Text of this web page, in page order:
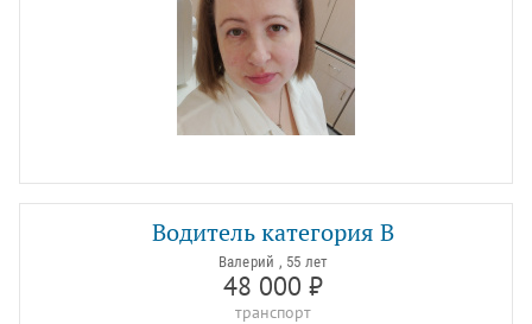
Водитель категория В
Валерий , 55 лет
48 000 ₽
транспорт